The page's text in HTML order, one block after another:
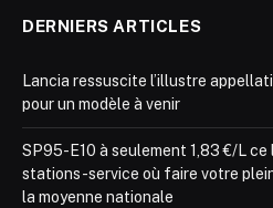
DERNIERS ARTICLES
Lancia ressuscite l’illustre
pour un modèle à venir
SP95-E10 à seulement 1,83 €/L
stations-service où faire votre
la moyenne nationale